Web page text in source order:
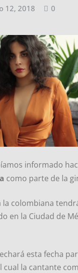
12, 2018 0
informado
como parte de la
la colombiana
en la Ciudad de
esta fecha
cual la cantante